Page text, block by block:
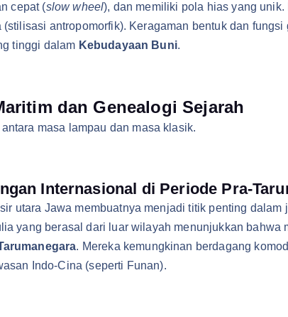
cepat (slow wheel), dan memiliki pola hias yang
(stilisasi antropomorfik). Keragaman bentuk dan
tinggi dalam Kebudayaan Buni.
dan Genealogi Sejarah
masa lampau dan masa klasik.
Internasional di Periode Pra-
utara Jawa membuatnya menjadi titik penting
yang berasal dari luar wilayah menunjukkan
. Mereka kemungkinan berdagang
Indo-Cina (seperti Funan).